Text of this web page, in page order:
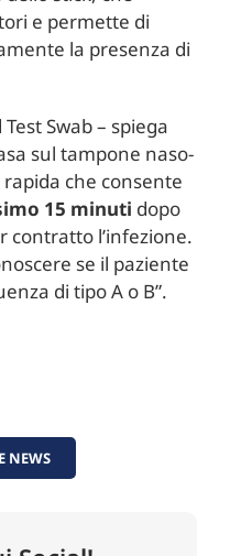
e permette di
la presenza di
Swab – spiega
sul tampone naso-
che consente
15 minuti dopo
contratto l’infezione.
se il paziente
di tipo A o B”.
NEWS